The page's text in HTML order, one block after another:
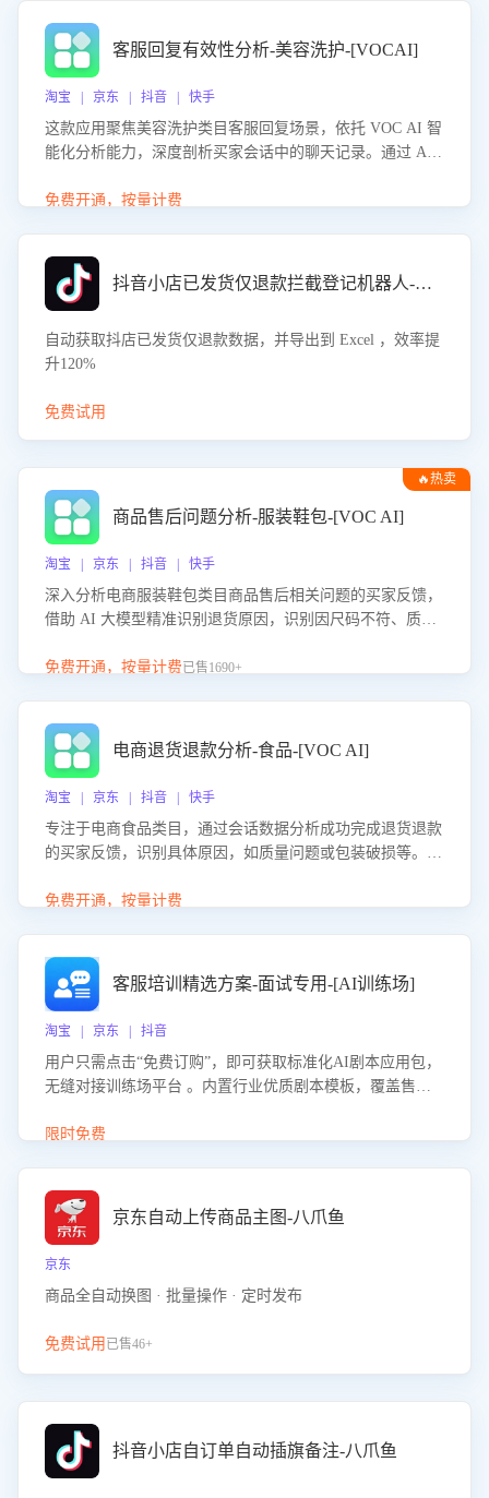
客服回复有效性分析-美容洗护-[VOCAI]
淘宝 | 京东 | 抖音 | 快手
这款应用聚焦美容洗护类目客服回复场景，依托 VOC AI 智
能化分析能力，深度剖析买家会话中的聊天记录。通过 AI
答的有效性与完整性，输出针对性改进策略，助力商家快速
免费开通，按量计费
抖音小店已发货仅退款拦截登记机器人-八爪鱼
自动获取抖店已发货仅退款数据，并导出到 Excel ，效率提
升120%
免费试用
🔥热卖
商品售后问题分析-服装鞋包-[VOC AI]
淘宝 | 京东 | 抖音 | 快手
深入分析电商服装鞋包类目商品售后相关问题的买家反馈，
借助 AI 大模型精准识别退货原因，识别因尺码不符、质量
议，助力商家优化产品或服务，实现销售额的显著提升。
免费开通，按量计费已售1690+
电商退货退款分析-食品-[VOC AI]
淘宝 | 京东 | 抖音 | 快手
专注于电商食品类目，通过会话数据分析成功完成退货退款
的买家反馈，识别具体原因，如质量问题或包装破损等。结
商家降低退款率，提升售后效率。
免费开通，按量计费
客服培训精选方案-面试专用-[AI训练场]
淘宝 | 京东 | 抖音
用户只需点击“免费订购”，即可获取标准化AI剧本应用包，
无缝对接训练场平台 。内置行业优质剧本模板，覆盖售前
初始化时间，助力企业快速启动智能客服训练
限时免费
京东自动上传商品主图-八爪鱼
京东
商品全自动换图 · 批量操作 · 定时发布
免费试用 已售46+
抖音小店自订单自动插旗备注-八爪鱼